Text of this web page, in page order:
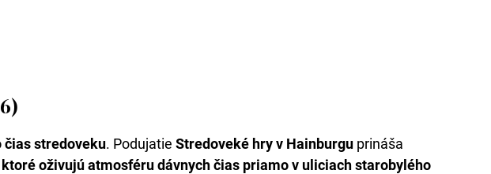
čias stredoveku. Podujatie Stredoveké hry v Hainburgu prináša
oživujú atmosféru dávnych čias priamo v uliciach starobylého